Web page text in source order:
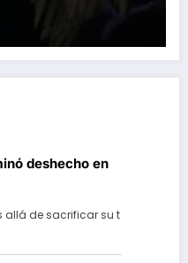
deshecho en
allá de sacrificar su t